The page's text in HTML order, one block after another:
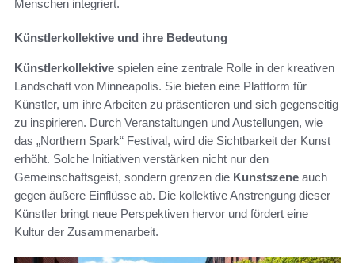
Menschen integriert.
Künstlerkollektive und ihre Bedeutung
Künstlerkollektive spielen eine zentrale Rolle in der kreativen
Landschaft von Minneapolis. Sie bieten eine Plattform für
Künstler, um ihre Arbeiten zu präsentieren und sich gegenseitig
zu inspirieren. Durch Veranstaltungen und Austellungen, wie
das „Northern Spark“ Festival, wird die Sichtbarkeit der Kunst
erhöht. Solche Initiativen verstärken nicht nur den
Gemeinschaftsgeist, sondern grenzen die Kunstszene auch
gegen äußere Einflüsse ab. Die kollektive Anstrengung dieser
Künstler bringt neue Perspektiven hervor und fördert eine
Kultur der Zusammenarbeit.